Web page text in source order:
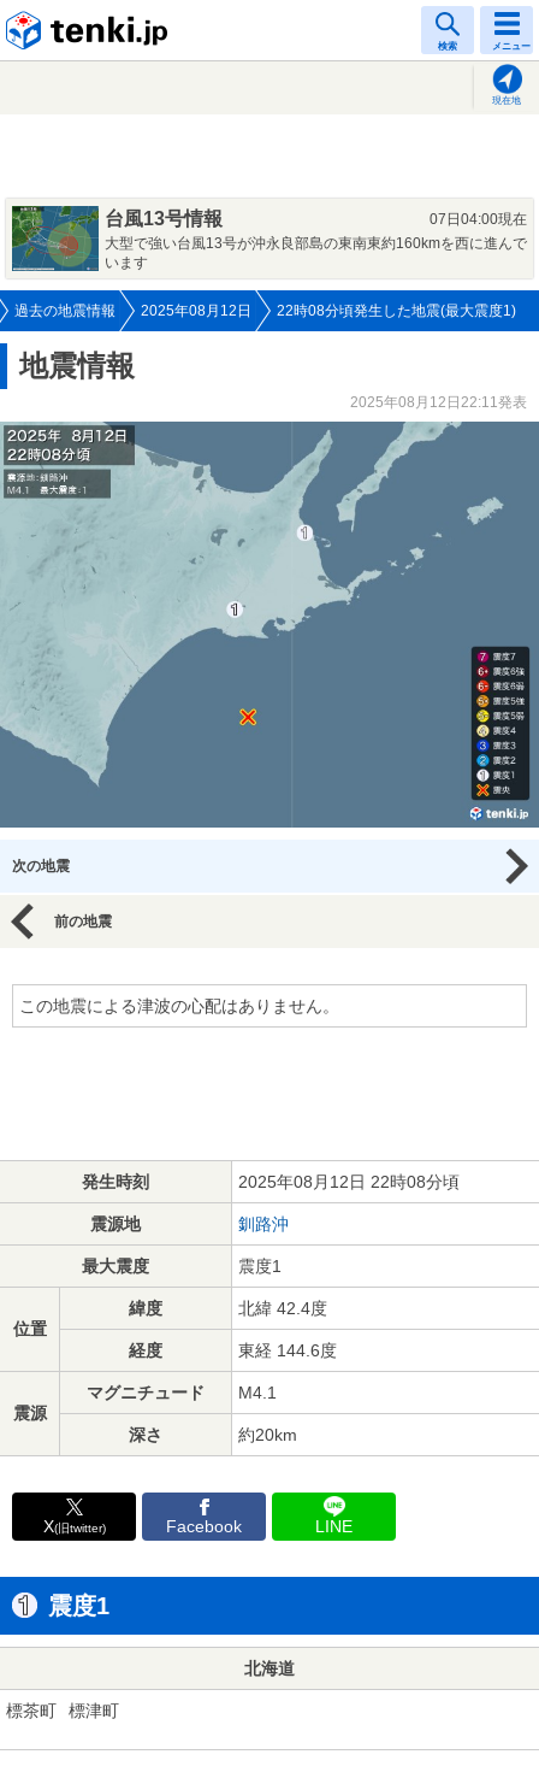
検索 メニュー
現在地
台風13号情報
07日04:00現在
大型で強い台風13号が沖永良部島の東南東約160kmを西に進んで
います
過去の地震情報 2025年08月12日 22時08分頃発生した地震(最大震度1)
地震情報
2025年08月12日22:11発表
次の地震
前の地震
この地震による津波の心配はありません。
発生時刻 2025年08月12日 22時08分頃
震源地 釧路沖
最大震度 震度1
位置
緯度 北緯 42.4度
経度 東経 144.6度
震源
マグニチュード M4.1
深さ 約20km
X(旧twitter) Facebook LINE
震度1
北海道
標茶町 標津町